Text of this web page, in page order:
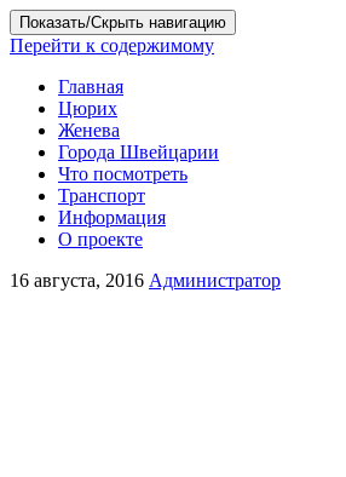
Показать/Скрыть навигацию
Перейти к содержимому
Главная
Цюрих
Женева
Города Швейцарии
Что посмотреть
Транспорт
Информация
О проекте
16 августа, 2016 Администратор